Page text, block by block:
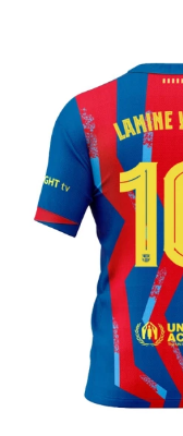
Košarica
Moj račun
Trgovina
Zaključek nakupa